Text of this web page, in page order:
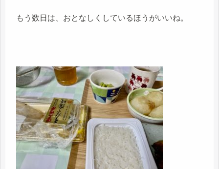
もう数日は、おとなしくしているほうがいいね。